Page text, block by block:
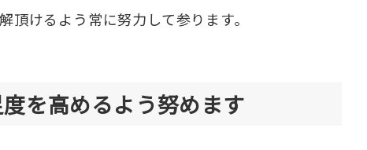
けるよう常に努力して参ります。
を高めるよう努めます